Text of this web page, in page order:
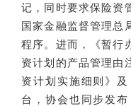
记，同时要求保险资
国家金融监督管理总
程序。进而，《暂行
资计划的产品管理由
资计划实施细则》
台，协会也同步发